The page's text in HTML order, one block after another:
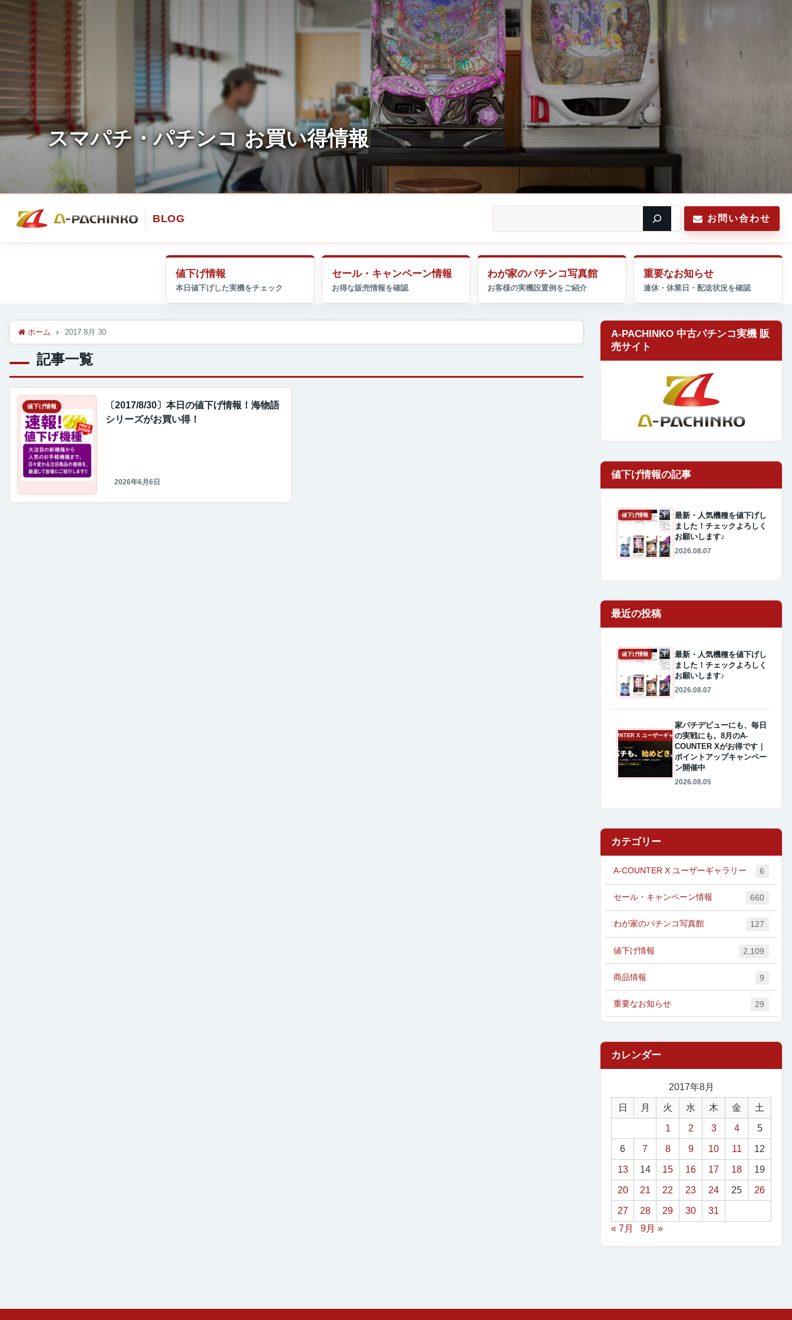
お問い合わせ
値下げ情報 セール・キャンペーン情報 わが家のパチンコ写真館 重要なお知らせ
ホーム 2017 8月 30
記事一覧
値下げ情報
〔2017/8/30〕本日の値下げ情報！海物語
シリーズがお買い得！
2026年6月6日
A-PACHINKO 中古パチンコ実機 販
売サイト
値下げ情報
最新・人気機種を値下げし
ました！チェックよろしく
お願いします♪
2026.08.07
最近の投稿
値下げ情報
最新・人気機種を値下げし
ました！チェックよろしく
お願いします♪
2026.08.07
A-COUNTER X ユーザーギャラリー
家パチデビューにも、毎日
の実戦にも。8月のA-
COUNTER Xがお得です｜
ポイントアップキャンペー
ン開催中
2026.08.05
カテゴリー
A-COUNTER X ユーザーギャラリー 6
セール・キャンペーン情報 660
わが家のパチンコ写真館 127
値下げ情報 2,109
商品情報 9
重要なお知らせ 29
2017年8月
日 月 火 水 木 金 土
1 2 3 4 5
6 7 8 9 10 11 12
13 14 15 16 17 18 19
20 21 22 23 24 25 26
27 28 29 30
31
« 7月
9月 »